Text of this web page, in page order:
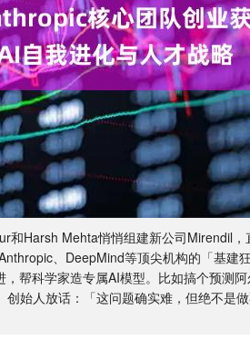
Harsh Mehta悄悄组建新公司Mirendil，
、DeepMind等顶尖机构的「基建
帮科学家造专属AI模型。比如搞个预测
始人放话：「这问题确实难，但绝不是做
1.31% 沪深300